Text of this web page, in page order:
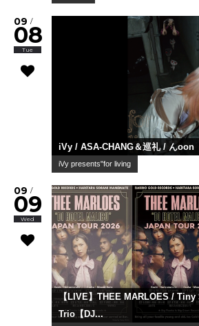
09 /
08
Tue
iVy / ASA-CHANG＆巡礼 / んoon
iVy presents"for living
09 /
09
Wed
【LIVE】THEE MARLOES /
Trio【DJ...